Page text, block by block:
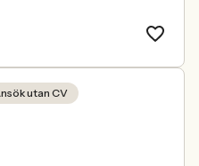
utan CV